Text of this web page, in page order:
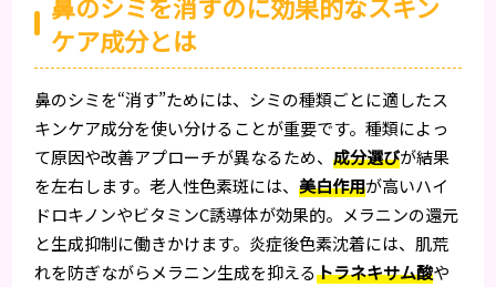
ケア成分とは
鼻のシミを“消す”ためには、シミの種類ごとに適したス
キンケア成分を使い分けることが重要です。種類によっ
て原因や改善アプローチが異なるため、成分選びが結果
を左右します。老人性色素斑には、美白作用が高いハイ
ドロキノンやビタミンC誘導体が効果的。メラニンの還元
と生成抑制に働きかけます。炎症後色素沈着には、肌荒
れを防ぎながらメラニン生成を抑えるトラネキサム酸や